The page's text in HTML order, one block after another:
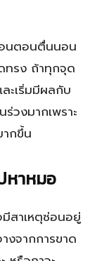
นตอนตื่นนอน
ทรง ถ้าทุกจุด
ะเริ่มมีผลกับ
วงมากเพราะ
กขึ้น
าหมอ
มีสาเหตุซ่อนอยู่
งจากการขาด